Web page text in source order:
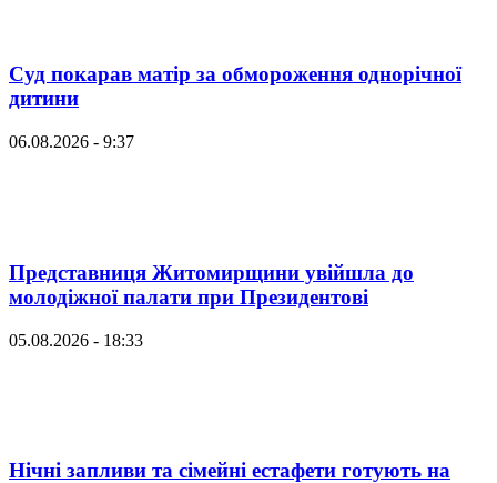
Суд покарав матір за обмороження однорічної
дитини
06.08.2026 - 9:37
Представниця Житомирщини увійшла до
молодіжної палати при Президентові
05.08.2026 - 18:33
Нічні запливи та сімейні естафети готують на